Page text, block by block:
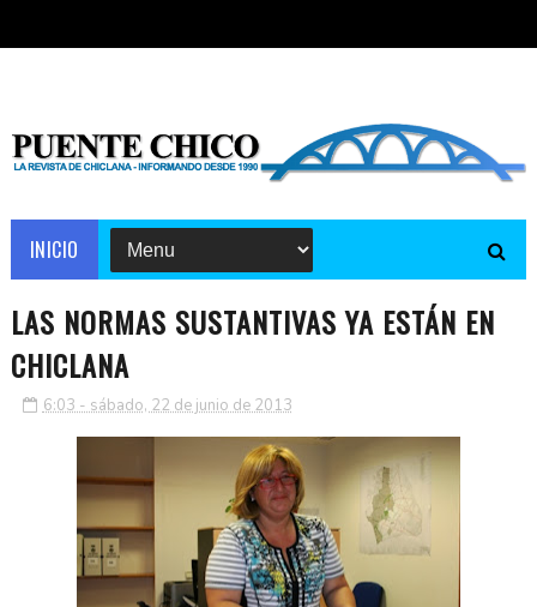
INICIO
LAS NORMAS SUSTANTIVAS YA ESTÁN EN
CHICLANA
6:03 - sábado, 22 de junio de 2013